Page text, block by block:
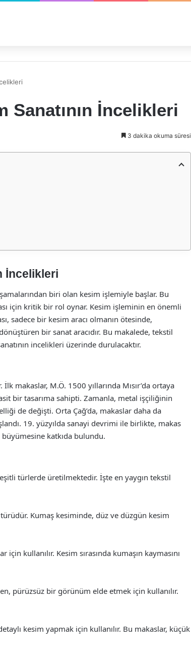
Sanatının İncelikleri
3 dakika okuma süresi
İncelikleri
biri olan kesim işlemiyle başlar. Bu
için kritik bir rol oynar. Kesim işleminin en önemli
sadece bir kesim aracı olmanın ötesinde,
bir sanat aracıdır. Bu makalede, tekstil
incelikleri üzerinde durulacaktır.
makaslar, M.Ö. 1500 yıllarında Mısır’da ortaya
bir tasarıma sahipti. Zamanla, metal işçiliğinin
de değişti. Orta Çağ’da, makaslar daha da
19. yüzyılda sanayi devrimi ile birlikte, makas
katkıda bulundu.
türlerde üretilmektedir. İşte en yaygın tekstil
Kumaş kesiminde, düz ve düzgün kesim
kullanılır. Kesim sırasında kumaşın kaymasını
pürüzsüz bir görünüm elde etmek için kullanılır.
kesim yapmak için kullanılır. Bu makaslar, küçük